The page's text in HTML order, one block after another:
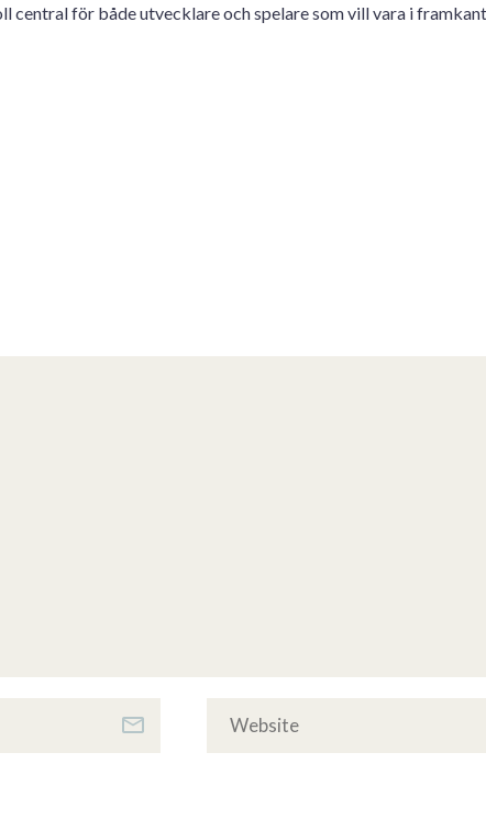
för både utvecklare och spelare som vill vara i